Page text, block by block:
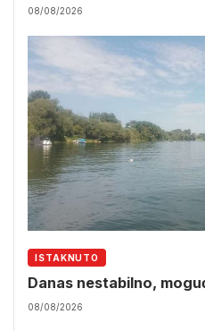
08/08/2026
ISTAKNUTO
Danas nestabilno,
08/08/2026